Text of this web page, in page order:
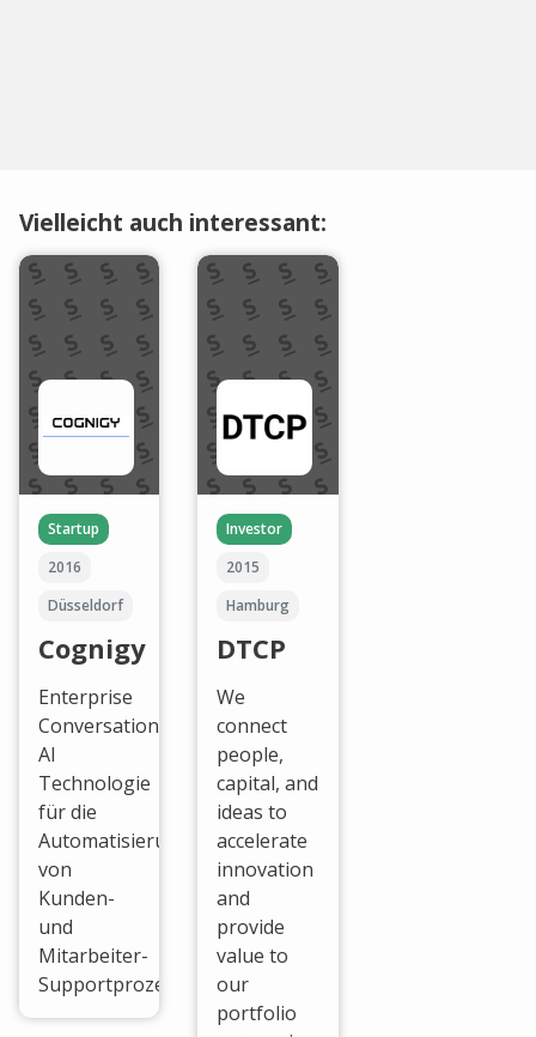
Vielleicht auch interessant:
Startup
2016
Düsseldorf
Cognigy
Enterprise
Conversational
AI
Technologie
für die
Automatisierung
von
Kunden-
und
Mitarbeiter-
Supportprozessen.
Investor
2015
Hamburg
DTCP
We
connect
people,
capital, and
ideas to
accelerate
innovation
and
provide
value to
our
portfolio